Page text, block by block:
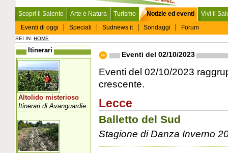
Scopri il Salento Arte e Natura Turismo
Notizie ed eventi
Eventi di oggi
Speciali Sudnews.it Sondaggi Forum
Vivi il
SEI IN:HOME
Eventi del 02/10/2023
Eventi del 02/10/2023
crescente.
Lecce
Balletto del Sud
Stagione di Danza Inverno
Itinerari
Altolido misterioso
Itinerari di Avanguardie